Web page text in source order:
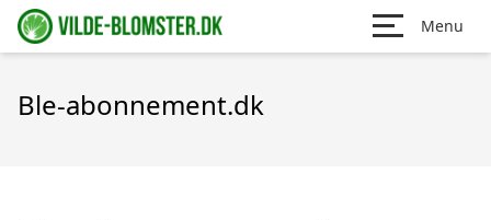
Menu
Ble-abonnement.dk